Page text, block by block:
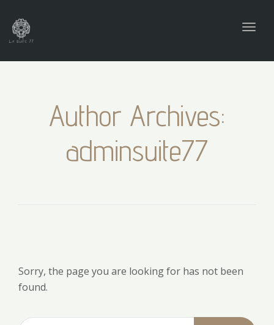
Author Archives:
adminsuite77
Sorry, the page you are looking for has not been
found.